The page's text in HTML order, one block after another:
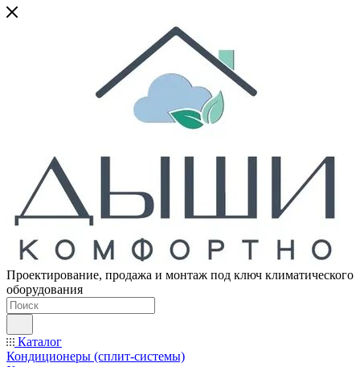
Проектирование, продажа и монтаж под ключ климатического
оборудования
Каталог
Кондиционеры (сплит-системы)